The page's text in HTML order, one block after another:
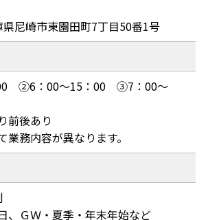
県尼崎市東園田町7丁目50番1号
②6：00～15：00 ③7：00～
前後あり
業務内容が異なります。
、ＧＷ・夏季・年末年始など